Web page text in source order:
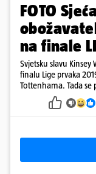
FOTO
na finale
Svjetsku slavu
finalu Lige prvaka
Tottenhama. Tada
ju je lovila po